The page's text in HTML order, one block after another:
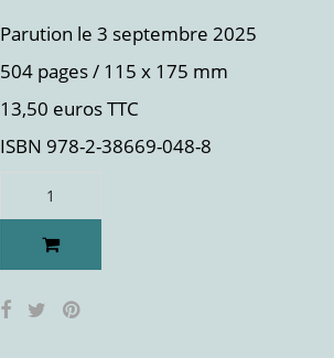
Parution le 3 septembre 2025
504 pages / 115 x 175 mm
13,50 euros TTC
ISBN 978-2-38669-048-8